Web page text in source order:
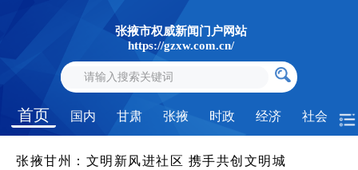
张掖市权威新闻门户网站
https://gzxw.com.cn/
首页 国内 甘肃 张掖 时政 经济 社会
张掖甘州：文明新风进社区 携手共创文明城